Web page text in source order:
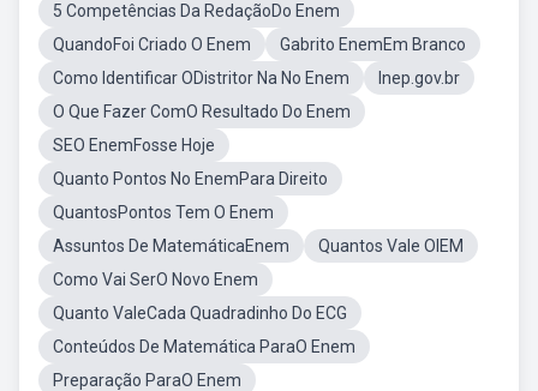
5 Competências Da RedaçãoDo Enem
QuandoFoi Criado O Enem
Gabrito EnemEm Branco
Como Identificar ODistritor Na No Enem
Inep.gov.br
O Que Fazer ComO Resultado Do Enem
SEO EnemFosse Hoje
Quanto Pontos No EnemPara Direito
QuantosPontos Tem O Enem
Assuntos De MatemáticaEnem
Quantos Vale OIEM
Como Vai SerO Novo Enem
Quanto ValeCada Quadradinho Do ECG
Conteúdos De Matemática ParaO Enem
Preparação ParaO Enem